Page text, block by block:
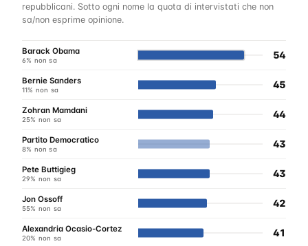
repubblicani. Sotto ogni nome la quota di intervistati che non
sa/non esprime opinione.
Barack Obama
6% non sa 54
Bernie Sanders
11% non sa 45
Zohran Mamdani
25% non sa 44
Partito Democratico
8% non sa 43
Pete Buttigieg
29% non sa 43
Jon Ossoff
55% non sa 42
Alexandria Ocasio-Cortez
20% non sa 41